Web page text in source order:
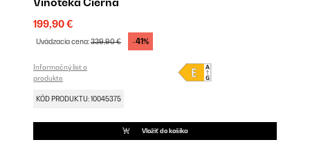
199,90 €
Uvádzacia cena:339,90 € -41%
Informačný list o
produkte
KÓD PRODUKTU: 10045375
Vložiť do košíka